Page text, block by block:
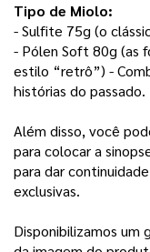
Tipo de Miolo:
- Sulfite 75g (o
- Pólen Soft 80g (as
estilo “retrô”) -
histórias do
Além disso, você
para colocar a
para dar
exclusivas.
Disponibilizamos um